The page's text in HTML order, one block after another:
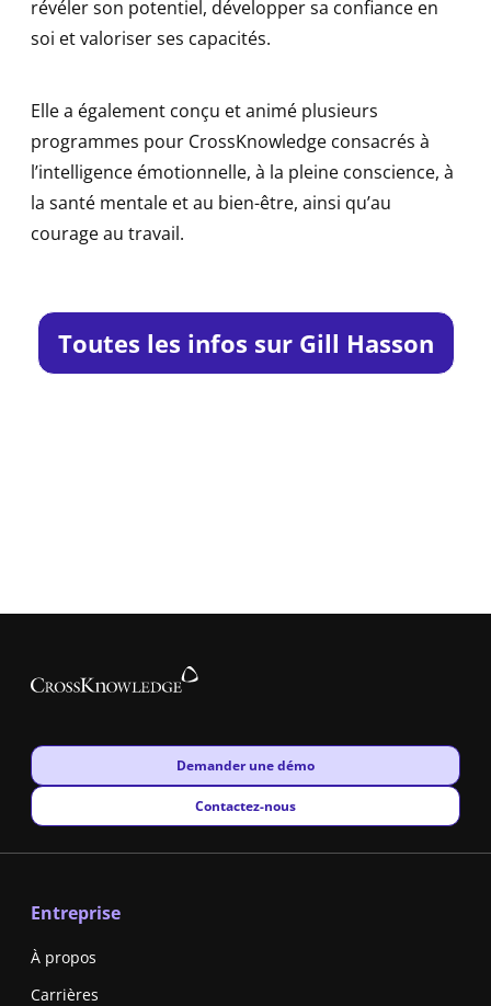
révéler son potentiel, développer sa confiance en
soi et valoriser ses capacités.
Elle a également conçu et animé plusieurs
programmes pour CrossKnowledge consacrés à
l’intelligence émotionnelle, à la pleine conscience, à
la santé mentale et au bien-être, ainsi qu’au
courage au travail.
Toutes les infos sur Gill Hasson
New window
Demander une démo
New window
Contactez-nous
Entreprise
À propos
Carrières